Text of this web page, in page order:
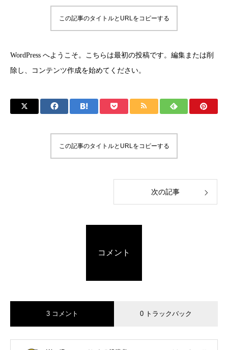
この記事のタイトルとURLをコピーする
WordPress へようこそ。こちらは最初の投稿です。編集または削
除し、コンテンツ作成を始めてください。
この記事のタイトルとURLをコピーする
次の記事
コメント
3 コメント 0 トラックバック